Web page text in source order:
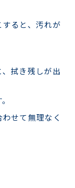
ると、汚れが
拭き残しが出
せて無理なく